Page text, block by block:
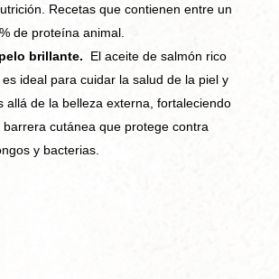
Recetas que contienen entre un
de proteína animal.
brillante.
El aceite de salmón rico
ideal para cuidar la salud de la piel y
allá de la belleza externa, fortaleciendo
cutánea que protege contra
y bacterias.